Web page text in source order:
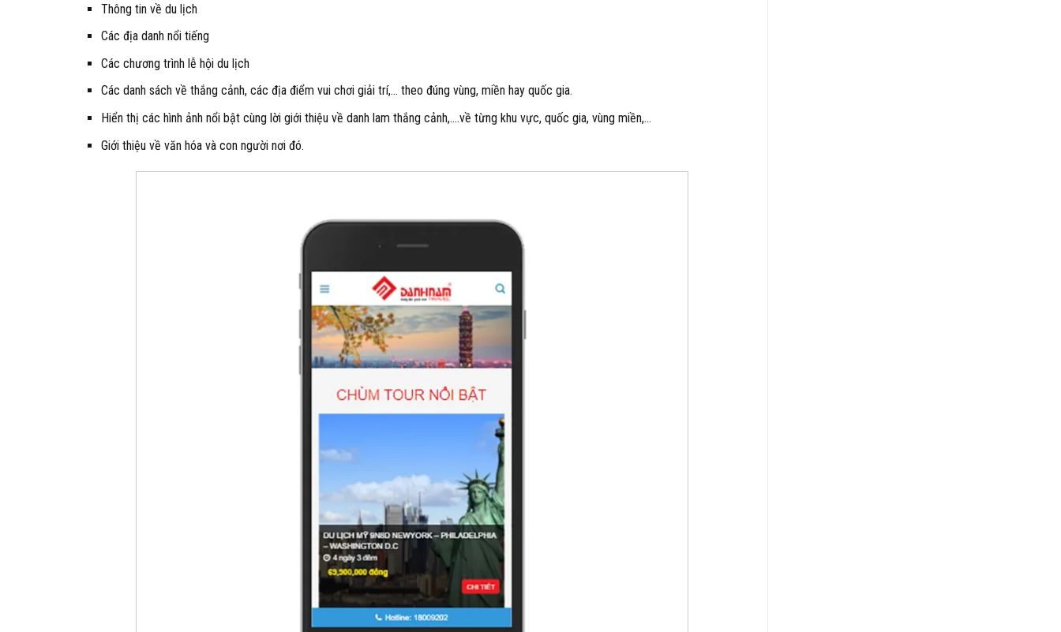
Thông tin về du lịch
Các địa danh nổi tiếng
Các chương trình lễ hội du lịch
Các danh sách về thắng cảnh, các địa điểm vui chơi giải trí,… theo đúng vùng, miền hay quốc gia.
Hiển thị các hình ảnh nổi bật cùng lời giới thiệu về danh lam thắng cảnh,….về từng khu vực, quốc gia, vùng miền,…
Giới thiệu về văn hóa và con người nơi đó.